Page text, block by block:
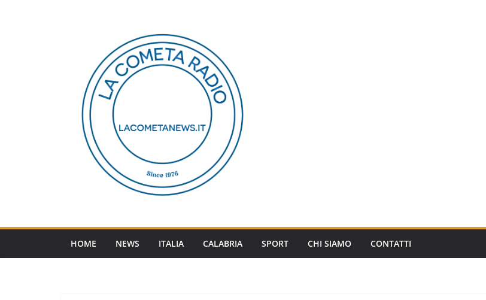
HOME NEWS ITALIA CALABRIA SPORT CHI SIAMO CONTATTI